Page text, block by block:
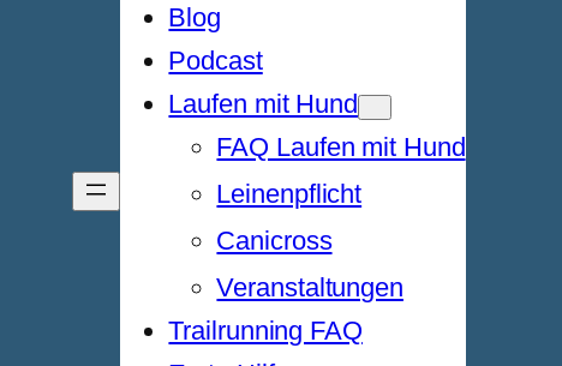
Blog
Podcast
Laufen mit Hund
FAQ Laufen mit Hund
Leinenpflicht
Canicross
Veranstaltungen
Trailrunning FAQ